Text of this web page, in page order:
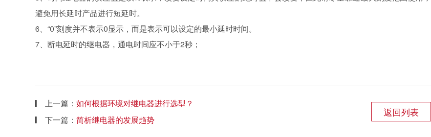
避免用长延时产品进行短延时。
6、“0”刻度并不表示0显示，而是表示可以设定的最小延时时间。
7、断电延时的继电器，通电时间应不小于2秒；
上一篇： 如何根据环境对继电器进行选型？
下一篇： 简析继电器的发展趋势
返回列表